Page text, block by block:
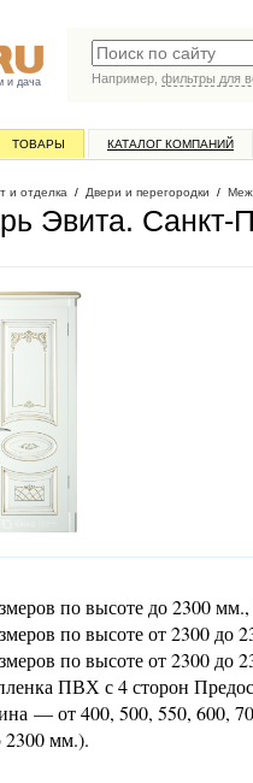
и дача
Например, фильтры для
ТОВАРЫ КАТАЛОГ КОМПАНИЙ
и отделка / Двери и перегородки /
Эвита. Санкт-
по высоте до 2300
по высоте от 2300
по высоте от 2300
ПВХ с 4 сторон
— от 400, 500, 550, 600,
2300 мм.).